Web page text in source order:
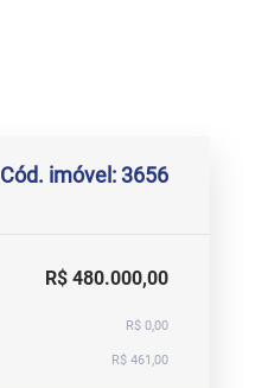
Cód. imóvel: 3656
R$ 480.000,00
R$ 0,00
R$ 461,00